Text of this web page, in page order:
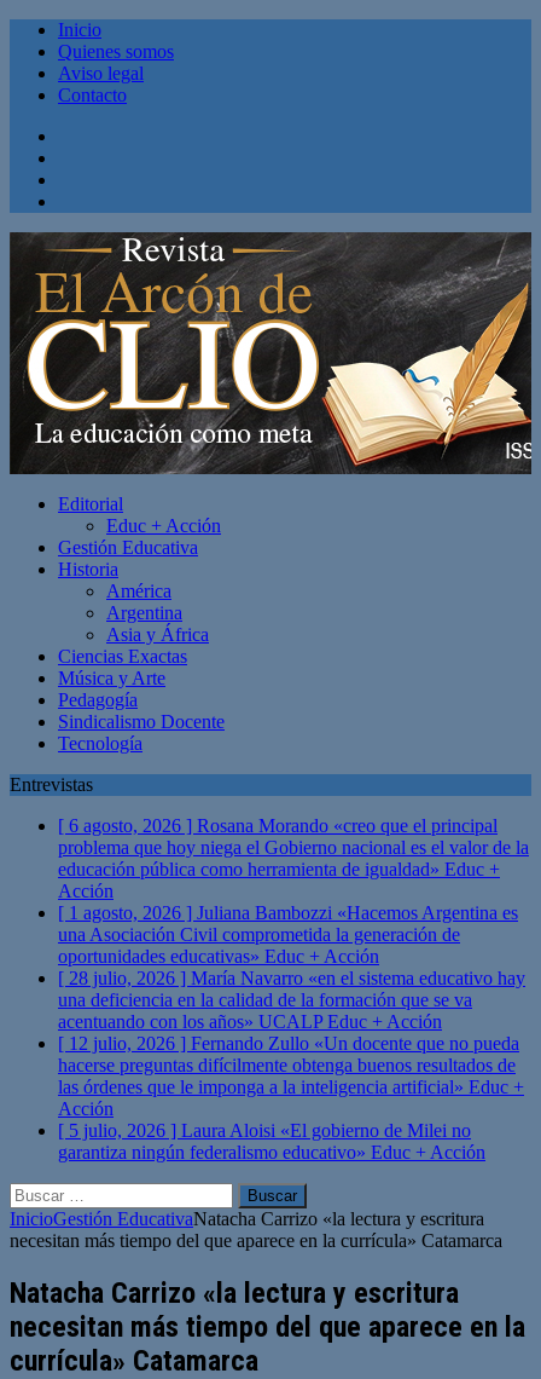
Inicio
Quienes somos
Aviso legal
Contacto
Editorial
Educ + Acción
Gestión Educativa
Historia
América
Argentina
Asia y África
Ciencias Exactas
Música y Arte
Pedagogía
Sindicalismo Docente
Tecnología
Entrevistas
[ 6 agosto, 2026 ] Rosana Morando «creo que el principal
problema que hoy niega el Gobierno nacional es el valor de la
educación pública como herramienta de igualdad» Educ +
Acción
[ 1 agosto, 2026 ] Juliana Bambozzi «Hacemos Argentina es
una Asociación Civil comprometida la generación de
oportunidades educativas» Educ + Acción
[ 28 julio, 2026 ] María Navarro «en el sistema educativo hay
una deficiencia en la calidad de la formación que se va
acentuando con los años» UCALPEduc + Acción
[ 12 julio, 2026 ] Fernando Zullo «Un docente que no pueda
hacerse preguntas difícilmente obtenga buenos resultados de
las órdenes que le imponga a la inteligencia artificial» Educ +
Acción
[ 5 julio, 2026 ] Laura Aloisi «El gobierno de Milei no
garantiza ningún federalismo educativo» Educ + Acción
Buscar:
InicioGestión EducativaNatacha Carrizo «la lectura y escritura
necesitan más tiempo del que aparece en la currícula» Catamarca
Natacha Carrizo «la lectura y escritura
necesitan más tiempo del que aparece en la
currícula» Catamarca